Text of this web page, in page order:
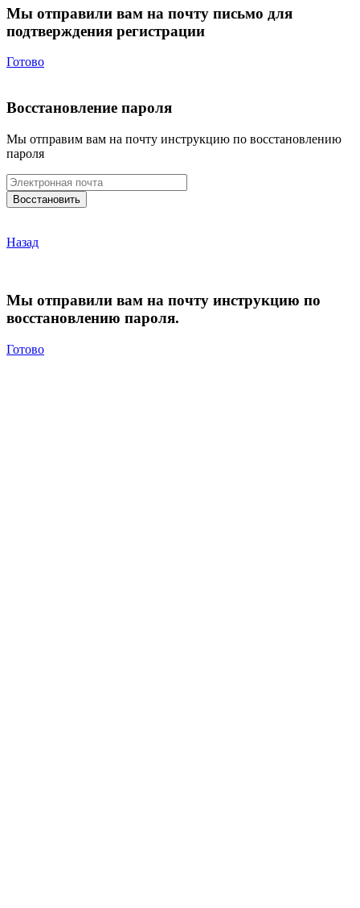
Мы отправили вам на почту письмо для
подтверждения регистрации
Готово
Восстановление пароля
Мы отправим вам на почту инструкцию по восстановлению
пароля
Назад
Мы отправили вам на почту инструкцию по
восстановлению пароля.
Готово